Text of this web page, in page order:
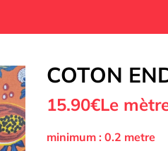
Tous nos Tissus
couture
COTON
15.90€Le
minimum : 0.2 metre